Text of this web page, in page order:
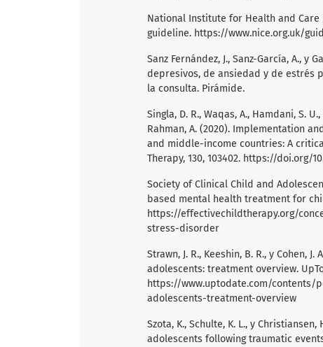
National Institute for Health and Care
guideline. https://www.nice.org.uk/
Sanz Fernández, J., Sanz-García, A., y
depresivos, de ansiedad y de estrés
la consulta. Pirámide.
Singla, D. R., Waqas, A., Hamdani, S.
Rahman, A. (2020). Implementation
and middle-income countries: A
Therapy, 130, 103402. https://doi.org/
Society of Clinical Child and
based mental health treatment for
https://effectivechildtherapy.org/
stress-disorder
Strawn, J. R., Keeshin, B. R., y Cohen,
adolescents: treatment overview.
https://www.uptodate.com/
adolescents-treatment-overview
Szota, K., Schulte, K. L., y
adolescents following traumatic